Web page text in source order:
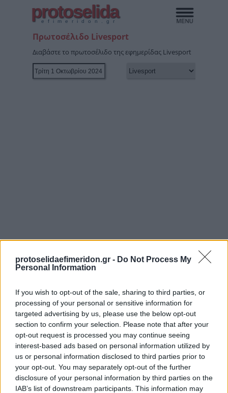
protoselidaefimeridon.gr - Do Not Process My
Personal Information
If you wish to opt-out of the sale, sharing to third parties, or
processing of your personal or sensitive information for
targeted advertising by us, please use the below opt-out
section to confirm your selection. Please note that after your
opt-out request is processed you may continue seeing
interest-based ads based on personal information utilized by
us or personal information disclosed to third parties prior to
your opt-out. You may separately opt-out of the further
disclosure of your personal information by third parties on the
IAB’s list of downstream participants. This information may
protoselida
efimeridon.gr
Πρωτοσέλιδο Livesport
Διαβάστε το πρωτοσέλιδο της εφημερίδας Livesport
Προηγούμενη
Business Today
Επόμενη
Sportday